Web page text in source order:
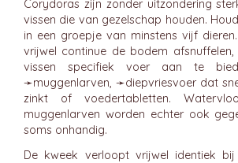
Corydoras zijn zonder uitzondering
vissen die van gezelschap houden.
in een groepje van minstens vijf
vrijwel continue de bodem
vissen specifiek voer aan te
➛muggenlarven, ➛diepvriesvoerdat
zinkt of voedertabletten.
muggenlarven worden echter ook
soms onhandig.
De kweek verloopt vrijwel identiek bij